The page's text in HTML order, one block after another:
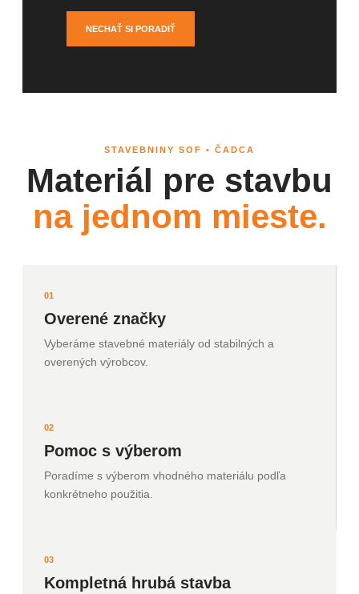
NECHAŤ SI PORADIŤ
STAVEBNINY SOF • ČADCA
Materiál pre stavbu
na jednom mieste.
01
Overené značky
Vyberáme stavebné materiály od stabilných a
overených výrobcov.
02
Pomoc s výberom
Poradíme s výberom vhodného materiálu podľa
konkrétneho použitia.
03
Kompletná hrubá stavba